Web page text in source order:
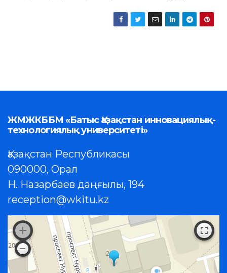
ЖМЖКББМ «Батыс Қазақстан инновациялық-
технологиялық университеті»
Қазақстан Республикасы
090000, Орал
Н. Назарбаев даңғылы, 194
reception@wkitu.kz